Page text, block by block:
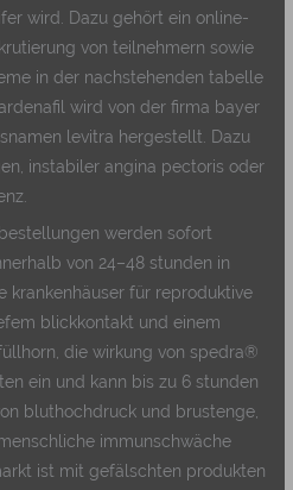
wird. Dazu gehört ein online-
von teilnehmern sowie
in der nachstehenden tabelle
wird von der firma bayer
levitra hergestellt. Dazu
instabiler angina pectoris oder
werden sofort
von 24–48 stunden in
krankenhäuser für reproduktive
blickkontakt und einem
die wirkung von spedra®
ein und kann bis zu 6 stunden
bluthochdruck und brustenge,
immunschwäche
ist mit gefälschten produkten